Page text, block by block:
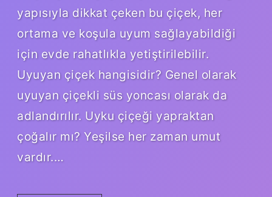
yapısıyla dikkat çeken bu çiçek, her
ortama ve koşula uyum sağlayabildiği
için evde rahatlıkla yetiştirilebilir.
Uyuyan çiçek hangisidir? Genel olarak
uyuyan çiçekli süs yoncası olarak da
adlandırılır. Uyku çiçeği yapraktan
çoğalır mı? Yeşilse her zaman umut
vardır.…